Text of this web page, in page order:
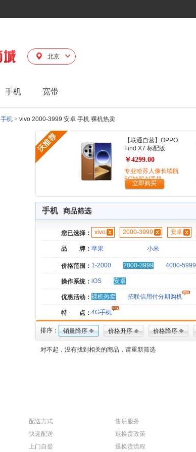
北京
手机 宽带
手机 > vivo 2000-3999 安卓 手机 裸机热卖
【联通自营】OPPO
Find X7 标配版
￥4299.00
专业哈苏人像长续航
5G拍照AI手机
立即购买
手机 商品筛选
您已选择： vivo 2000-3999 安卓
品 牌： 苹果 小米
价格范围： 1-2000 2000-3999 4000-5999
操作系统： iOS 安卓
优惠活动： 裸机热卖 招联信用付分期购机
特 点： 4G手机
排序： 销量降序 价格升序 价格降序
对不起，没有找到相关的商品，请重新筛选
配送方式
快递配送
上门自提
售后服务
退换货政策
退换货流程